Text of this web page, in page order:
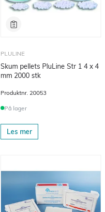
PLULINE
Skum pellets PluLine Str 1 4 x 4
mm 2000 stk
Produktnr. 20053
På lager
Les mer